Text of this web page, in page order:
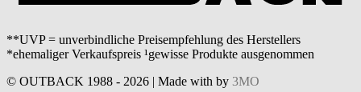
**UVP = unverbindliche Preisempfehlung des Herstellers
*ehemaliger Verkaufspreis ¹gewisse Produkte ausgenommen
© OUTBACK 1988 - 2026 | Made with by 3MO